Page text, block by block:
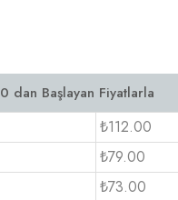
₺112.00
₺79.00
₺73.00